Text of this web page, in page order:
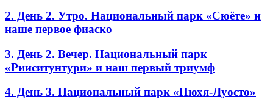
2. День 2. Утро. Национальный парк «Сюёте» и
наше первое фиаско
3. День 2. Вечер. Национальный парк
«Рииситунтури» и наш первый триумф
4. День 3. Национальный парк «Пюхя-Луосто»